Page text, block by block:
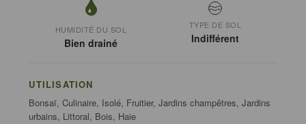
HUMIDITÉ DU SOL
Bien drainé
TYPE DE SOL
Indifférent
UTILISATION
Bonsaï, Culinaire, Isolé, Fruitier, Jardins champêtres, Jardins
urbains, Littoral, Bois, Haie